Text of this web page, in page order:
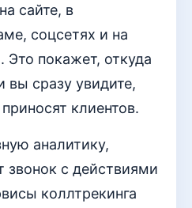
сайте, в
соцсетях и на
Это покажет, откуда
вы сразу увидите,
клиентов.
аналитику,
звонок с действиями
коллтрекинга